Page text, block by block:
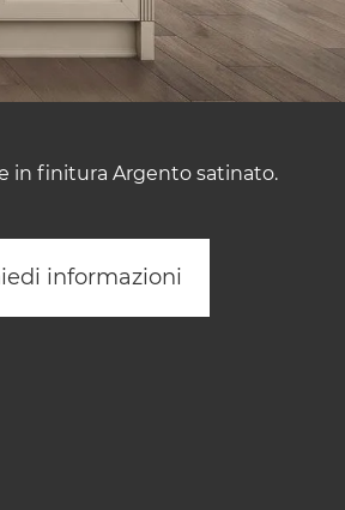
in finitura Argento satinato.
informazioni